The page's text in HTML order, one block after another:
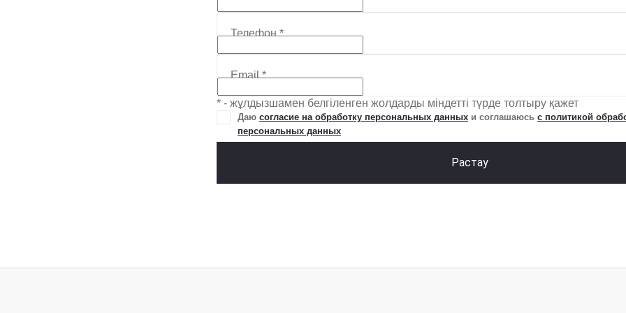
Телефон*
Email*
* - жұлдызшамен белгіленген жолдарды міндетті түрде толтыру қажет
Даю согласие на обработку персональных данных и соглашаюсь с политикой
персональных данных
Растау